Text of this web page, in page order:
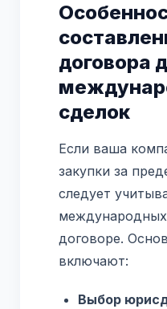
договора
сделок
Если ваша
закупки за
следует
международных
договоре.
включают:
Выбор